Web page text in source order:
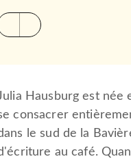
Hausburg est née
consacrer
le sud de la
au café.